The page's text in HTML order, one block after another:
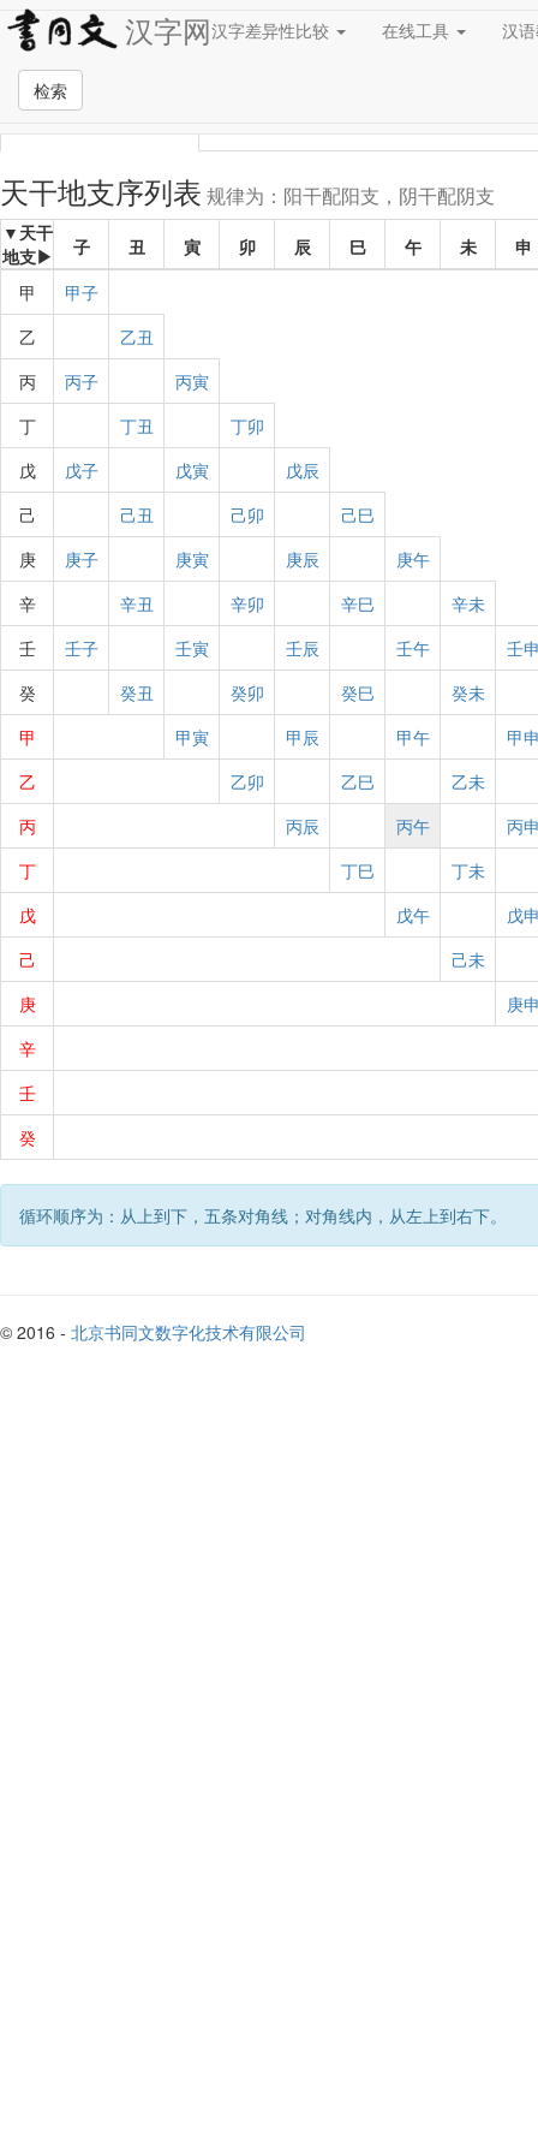
汉字网汉字差异性比较 在线工具 汉
检索
干支 → 纪年
天干地支序列表 规律为：阳干配阳支，阴干配阴支
▼天干
地支▶
子 丑 寅 卯 辰 巳 午 未
申
甲
甲子
乙
乙丑
丙
丙子
丙寅
丁
丁丑
丁卯
戊
戊子 戊寅
戊辰
己
己丑 己卯
己巳
庚
庚子 庚寅 庚辰
庚午
辛
辛丑 辛卯 辛巳
辛未
壬
壬子 壬寅 壬辰 壬午
壬
癸
癸丑 癸卯 癸巳
癸未
甲
甲寅 甲辰 甲午
甲
乙
乙卯 乙巳
乙未
丙
丙辰 丙午
丙
丁
丁巳
丁未
戊
戊午
戊
己
己未
庚
庚
辛
壬
癸
循环顺序为：从上到下，五条对角线；对角线内，从左上到右下。
© 2016 - 北京书同文数字化技术有限公司